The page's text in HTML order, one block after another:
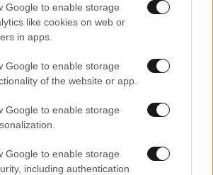
Google to enable storage
like cookies on web or
in apps.
Google to enable storage
of the website or app.
Google to enable storage
Google to enable storage
including authentication
Η στιγμή που το ΙΧ μπαίνει
– Ακαριαία πέθαναν γιος